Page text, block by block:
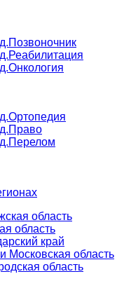
Позвоночник
Реабилитация
Онкология
Ортопедия
Право
Перелом
область
область
край
Московская область
область